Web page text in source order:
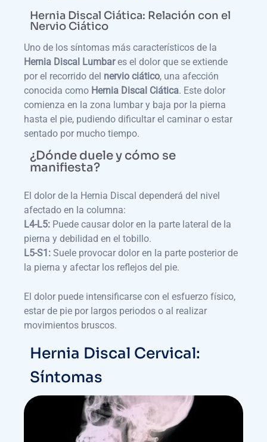
Hernia Discal Ciática: Relación con el
Nervio Ciático
Uno de los síntomas más característicos de la
Hernia Discal Lumbares el dolor que se extiende
por el recorrido del nervio ciático, una afección
conocida como Hernia Discal Ciática. Este dolor
comienza en la zona lumbar y baja por la pierna
hasta el pie, pudiendo dificultar el caminar o estar
sentado por mucho tiempo.
¿Dónde duele y cómo se
manifiesta?
El dolor de la Hernia Discal dependerá del nivel
afectado en la columna:
L4-L5: Puede causar dolor en la parte lateral de la
pierna y debilidad en el tobillo.
L5-S1: Suele provocar dolor en la parte posterior de
la pierna y afectar los reflejos del pie.
El dolor puede intensificarse con el esfuerzo físico,
estar de pie por largos periodos o al realizar
movimientos bruscos.
Hernia Discal Cervical:
Síntomas